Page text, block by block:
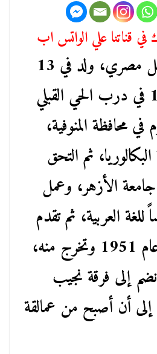
قناتنا علي الواتس اب
إبراهيم سعفان ممثل مصري، ولد في 13
سبتمبر عام 1924 في درب الحي القبلي
محافظة المنوفية،
ثم التحق
الأزهر، وعمل
العربية، ثم تقدم
إلى معهد التمثيل عام 1951 وتخرج منه،
إلى فرقة نجيب
إلى أن أصبح من عمالقة